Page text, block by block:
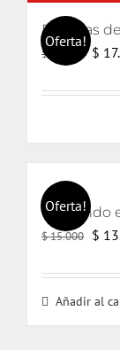
Oferta!
$
El
$
Oferta!
El mundo
$15.000 El
era:
$
Añadir al